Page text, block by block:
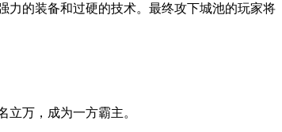
力的装备和过硬的技术。最终攻下城池的玩家将
万，成为一方霸主。